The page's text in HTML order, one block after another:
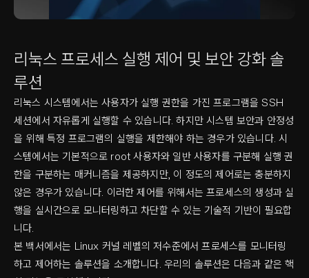
리눅스 프로세스 실행 제어 및 보안 강화 솔
루션
리눅스 시스템에서는 사용자가 실행 권한을 가진 프로그램을 SSH
세션에서 자유롭게 실행할 수 있습니다. 하지만 시스템 보안과 안정성
을 위해 특정 프로그램의 실행을 제한해야 하는 경우가 있습니다. 시
스템에서는 기본적으로 root 사용자와 일반 사용자를 구분해 실행 권
한을 구분하는 매커니즘을 제공하지만, 이 정도의 제어로는 충분하지
않은 경우가 있습니다. 이러한 제어를 위해서는 프로세스의 생성과 실
행을 실시간으로 모니터링하고 차단할 수 있는 기술적 기반이 필요합
니다.
본 백서에서는 Linux 커널 레벨의 저수준에서 프로세스를 모니터링
하고 제어하는 솔루션을 소개합니다. 우리의 솔루션은 다음과 같은 핵